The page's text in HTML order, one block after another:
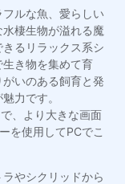
ルな魚、愛らしい
棲生物が溢れる魔
るリラックス系シ
き物を集めて育
いのある飼育と発
力です。
、より大きな画面
を使用してPCでこ
やシクリッドから